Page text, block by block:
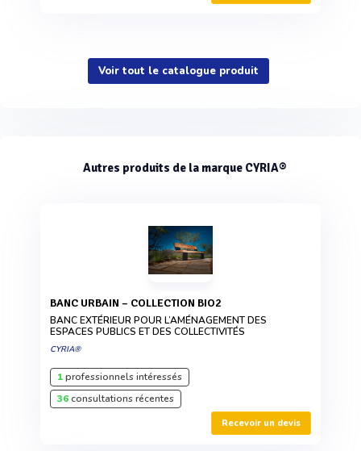
Voir tout le catalogue produit
Autres produits de la marque CYRIA®
BANC URBAIN – COLLECTION BIO2
BANC EXTÉRIEUR POUR L’AMÉNAGEMENT DES
ESPACES PUBLICS ET DES COLLECTIVITÉS
CYRIA®
1professionnels intéressés
36consultations récentes
Recevoir un devis